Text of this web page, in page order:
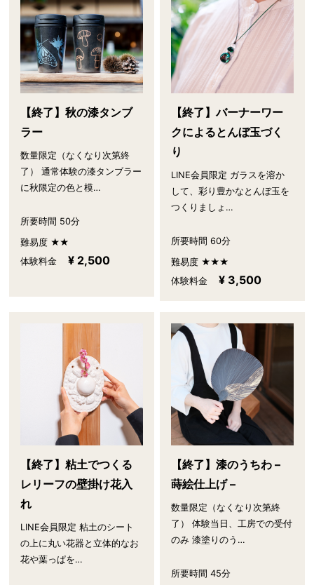
【終了】秋の漆タンブ
ラー
数量限定（なくなり次第終
了） 通常体験の漆タンブラー
に秋限定の色と模…
所要時間 50分
難易度 ★★
体験料金
¥ 2,500
【終了】バーナーワー
クによるとんぼ玉づく
り
LINE会員限定 ガラスを溶か
して、彩り豊かなとんぼ玉を
つくりましょ…
所要時間 60分
難易度 ★★★
体験料金
¥ 3,500
【終了】粘土でつくる
レリーフの壁掛け花入
れ
LINE会員限定 粘土のシート
の上に丸い花器と立体的なお
花や葉っぱを…
【終了】漆のうちわ –
蒔絵仕上げ –
数量限定（なくなり次第終
了） 体験当日、工房での受付
のみ 漆塗りのう…
所要時間 45分